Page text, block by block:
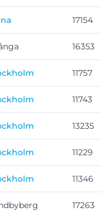
17154
16353
11757
11743
13235
11229
11346
17263